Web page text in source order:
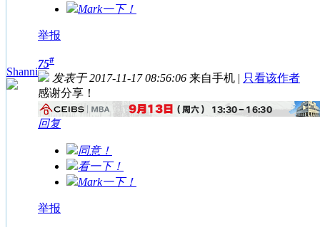
Mark一下！
举报
Shanni
75#
发表于 2017-11-17 08:56:06 来自手机 | 只看该作者
感谢分享！
回复
同意！
看一下！
Mark一下！
举报